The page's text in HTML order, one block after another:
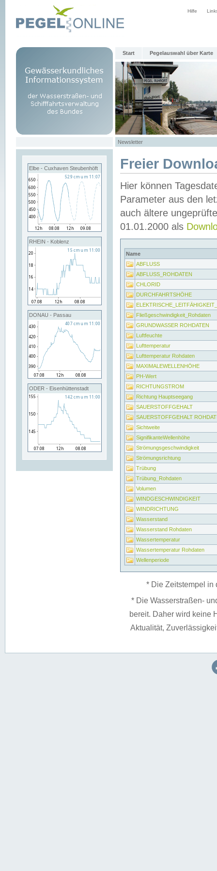
Hilfe
Start Pegelauswahl über Karte
Newsletter
Elbe - Cuxhaven Steubenhöft
RHEIN - Koblenz
DONAU - Passau
ODER - Eisenhüttenstadt
Freier
Hier können
Parameter aus den
auch ältere
01.01.2000 als
Name
ABFLUSS
ABFLUSS_ROHDATEN
CHLORID
DURCHFAHRTSHÖHE
Fließgeschwindigkeit_Rohdaten
GRUNDWASSER ROHDATEN
Luftfeuchte
Lufttemperatur
Lufttemperatur Rohdaten
MAXIMALEWELLENHÖHE
PH-Wert
RICHTUNGSTROM
Richtung Hauptseegang
SAUERSTOFFGEHALT
SAUERSTOFFGEHALT
Sichtweite
SignifikanteWellenhöhe
Strömungsgeschwindigkeit
Strömungsrichtung
Trübung
Trübung_Rohdaten
Volumen
WINDGESCHWINDIGKEIT
WINDRICHTUNG
Wasserstand
Wasserstand Rohdaten
Wassertemperatur
Wassertemperatur Rohdaten
Wellenperiode
* Die Zeitstempel in
* Die Wasserstraßen-
bereit. Daher wird keine
Aktualität,